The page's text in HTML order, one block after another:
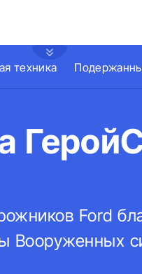
техника
Ford
Вооруженных